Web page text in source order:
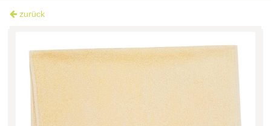
zurück